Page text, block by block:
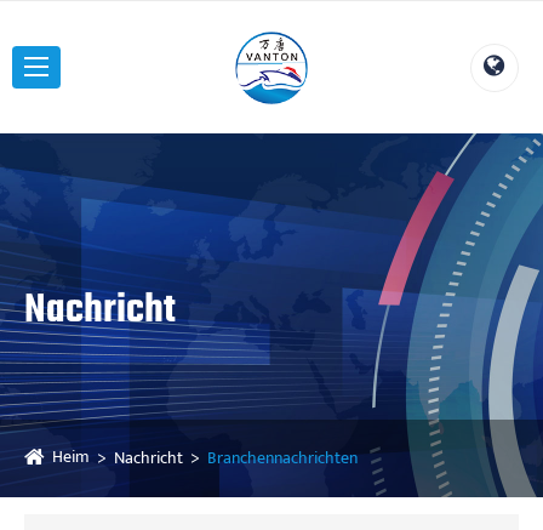
Nachricht
Heim Nachricht Branchennachrichten